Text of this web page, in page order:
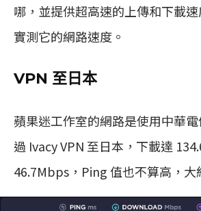
哪，並提供超高速的上傳和下載
實測它的網路速度。
VPN 至日本
蘋果迷工作室的網路是使用中華
過 Ivacy VPN 至日本，下載達
46.7Mbps，Ping 值也不算高，大